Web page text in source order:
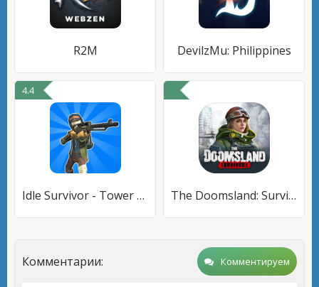
R2M DevilzMu: Philippines
4.4
Idle Survivor - Tower Defense The Doomsland: Survivors
Комментарии: Комментируем